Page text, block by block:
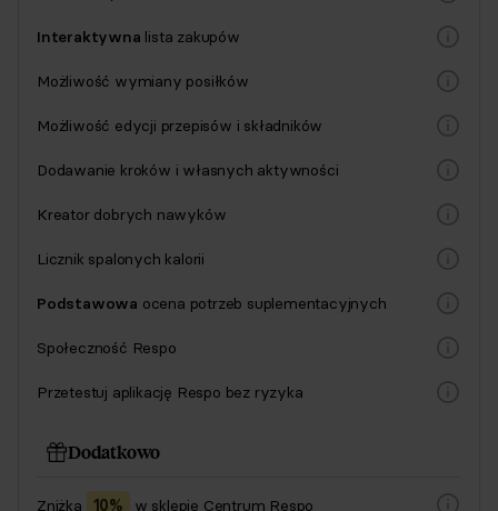
Interaktywna lista zakupów
Możliwość wymiany posiłków
Możliwość edycji przepisów i składników
Dodawanie kroków i własnych aktywności
Kreator dobrych nawyków
Licznik spalonych kalorii
Podstawowa ocena potrzeb suplementacyjnych
Społeczność Respo
Przetestuj aplikację Respo bez ryzyka
Dodatkowo
Zniżka 10% w sklepie Centrum Respo